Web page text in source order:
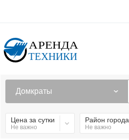
Домкраты
Цена за сутки
Не важно
Район города
Не важно